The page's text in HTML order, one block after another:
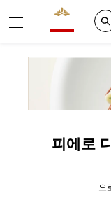
Valrhona -
피에로
으